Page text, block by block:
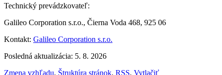
Technický prevádzkovateľ:
Galileo Corporation s.r.o., Čierna Voda 468, 925 06
Kontakt: Galileo Corporation s.r.o.
Posledná aktualizácia: 5. 8. 2026
Zmena vzhľadu, Štruktúra stránok, RSS, Vytlačiť